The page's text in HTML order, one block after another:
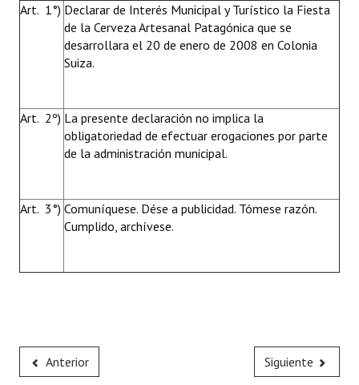
Art. 1°) Declarar de Interés Municipal y Turístico la Fiesta
de la Cerveza Artesanal Patagónica que se
desarrollara el 20 de enero de 2008 en Colonia
Suiza.
Art. 2º) La presente declaración no implica la
obligatoriedad de efectuar erogaciones por parte
de la administración municipal.
Art. 3°) Comuníquese. Dése a publicidad. Tómese razón.
Cumplido, archívese.
Anterior Siguiente